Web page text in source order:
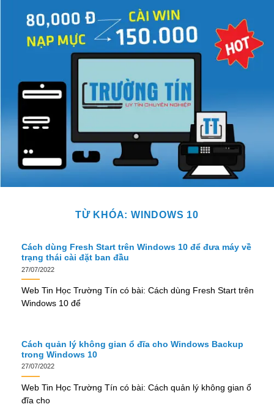
TỪ KHÓA:WINDOWS 10
Cách dùng Fresh Start trên Windows 10 để đưa máy về
trạng thái cài đặt ban đầu
27/07/2022
Web Tin Học Trường Tín có bài: Cách dùng Fresh Start trên
Windows 10 để
Cách quản lý không gian ổ đĩa cho Windows Backup
trong Windows 10
27/07/2022
Web Tin Học Trường Tín có bài: Cách quản lý không gian ổ
đĩa cho